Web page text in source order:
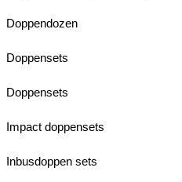
Doppendozen
Doppensets
Doppensets
Impact doppensets
Inbusdoppen sets